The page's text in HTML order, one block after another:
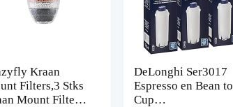
Kraan
Filters,3 Stks
Mount Filters
DeLonghi Ser3017
Espresso en Bean to
Cup